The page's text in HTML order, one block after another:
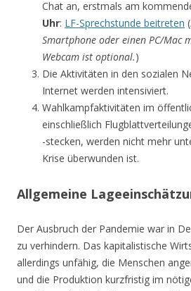
Chat an, erstmals am
Uhr: LF-Sprechstunde beitreten (
Smartphone oder einen PC/Mac
Webcam ist optional.)
Die Aktivitäten in den sozialen
Internet werden intensiviert.
Wahlkampfaktivitäten im
einschließlich
-stecken, werden nicht mehr
Krise überwunden ist.
Allgemeine
Der Ausbruch der Pandemie war in
zu verhindern. Das kapitalistische
allerdings unfähig, die Menschen
und die Produktion kurzfristig im